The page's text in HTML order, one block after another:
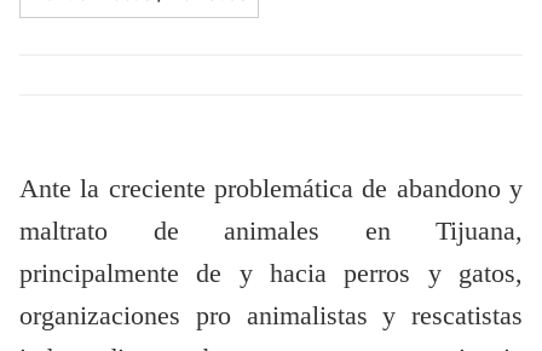
Ante la creciente problemática de abandono y
maltrato de animales en Tijuana,
principalmente de y hacia perros y gatos,
organizaciones pro animalistas y rescatistas